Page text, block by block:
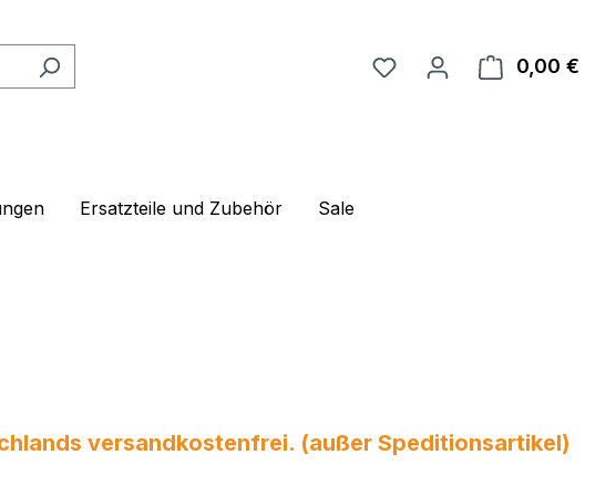
0,00 €
Ersatzteile und Zubehör Sale
versandkostenfrei. (außer Speditionsartikel)